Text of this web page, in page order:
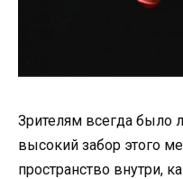
Зрителям всегда было
высокий забор этого
пространство внутри,